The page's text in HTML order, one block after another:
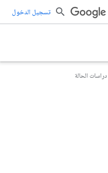
تسجيل الدخول
دراسات الحالة